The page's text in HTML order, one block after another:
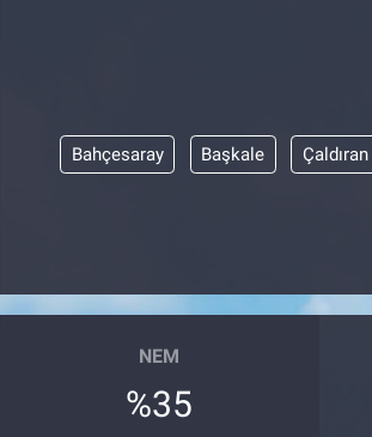
Bahçesaray Başkale Çaldıran
NEM
%35